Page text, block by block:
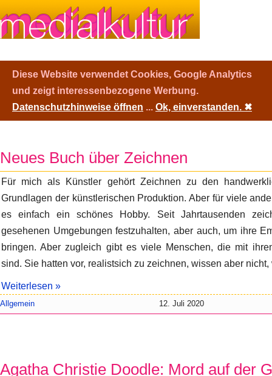
Diese Website verwendet Cookies, Google Analytics
und zeigt interessenbezogene Werbung.
Datenschutzhinweise öffnen ... Ok, einverstanden. ✖
Neues Buch über Zeichnen
Für mich als Künstler gehört Zeichnen zu den
Grundlagen der künstlerischen Produktion. Aber für viele
es einfach ein schönes Hobby. Seit Jahrtausenden
gesehenen Umgebungen festzuhalten, aber auch, um ihre
bringen. Aber zugleich gibt es viele Menschen, die mit
sind. Sie hatten vor, realistsich zu zeichnen, wissen aber nicht,
Weiterlesen »
Allgemein 12. Juli 2020
Agatha Christie Doodle: Mord auf der